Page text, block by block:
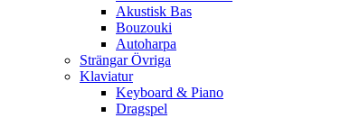
Akustisk Bas
Bouzouki
Autoharpa
Strängar Övriga
Klaviatur
Keyboard & Piano
Dragspel